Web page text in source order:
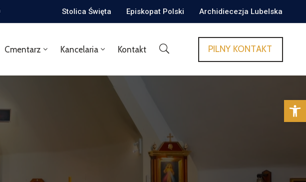
Stolica Święta Episkopat Polski Archidiecezja Lubelska
Cmentarz Kancelaria Kontakt PILNY KONTAKT